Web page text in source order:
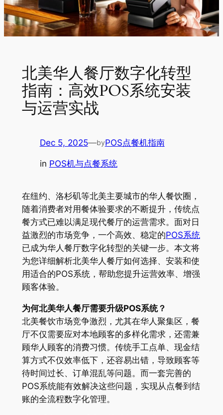
北美华人餐厅数字化转型
指南：高效POS系统安装
与运营实战
Dec 5, 2025—byPOS点餐机指南
in POS机与点餐系统
在纽约、洛杉矶等北美主要城市的华人餐饮圈，
随着消费者对用餐体验要求的不断提升，传统点
餐方式已难以满足现代餐厅的运营需求。面对日
益激烈的市场竞争，一个高效、稳定的POS系统
已成为华人餐厅数字化转型的关键一步。本文将
为您详细解析北美华人餐厅如何选择、安装和使
用适合的POS系统，帮助您提升运营效率、增强
顾客体验。
为何北美华人餐厅需要升级POS系统？
北美餐饮市场竞争激烈，尤其在华人聚集区，餐
厅不仅需要应对本地顾客的多样化需求，还需兼
顾华人顾客的消费习惯。传统手工点单、现金结
算方式不仅效率低下，还容易出错，导致顾客等
待时间过长、订单混乱等问题。而一套完善的
POS系统能有效解决这些问题，实现从点餐到结
账的全流程数字化管理。